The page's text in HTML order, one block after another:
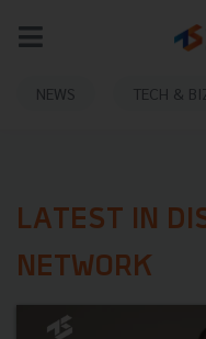
NEWS TECH &
LATEST IN
NETWORK